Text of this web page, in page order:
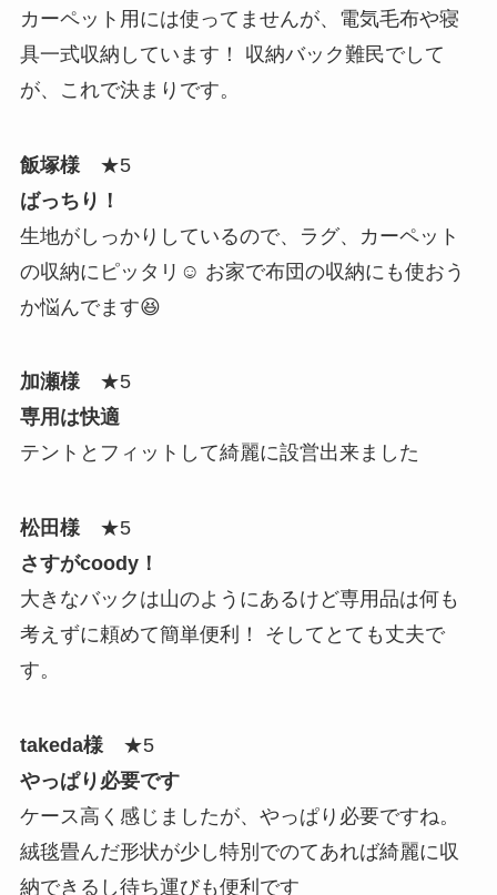
カーペット用には使ってませんが、電気毛布や寝
具一式収納しています！ 収納バック難民でして
が、これで決まりです。
飯塚様★5
ばっちり！
生地がしっかりしているので、ラグ、カーペット
の収納にピッタリ☺️ お家で布団の収納にも使おう
か悩んでます😆
加瀬様★5
専用は快適
テントとフィットして綺麗に設営出来ました
松田様★5
さすがcoody！
大きなバックは山のようにあるけど専用品は何も
考えずに頼めて簡単便利！ そしてとても丈夫で
す。
takeda様★5
やっぱり必要です
ケース高く感じましたが、やっぱり必要ですね。
絨毯畳んだ形状が少し特別でのてあれば綺麗に収
納できるし待ち運びも便利です